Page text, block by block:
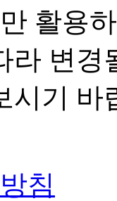
활용
라 변경
시기 바
침